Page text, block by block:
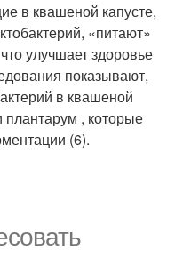
в квашеной капусте,
«питают»
улучшает здоровье
показывают,
в квашеной
плантарум , которые
(6).